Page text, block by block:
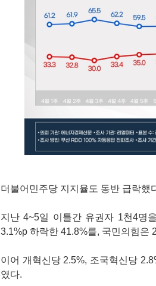
더불어민주당 지지율도 동반 급락했
지난 4~5일 이틀간 유권자 1천4명
3.1%p 하락한 41.8%를, 국민의힘은
이어 개혁신당 2.5%, 조국혁신당
였다.